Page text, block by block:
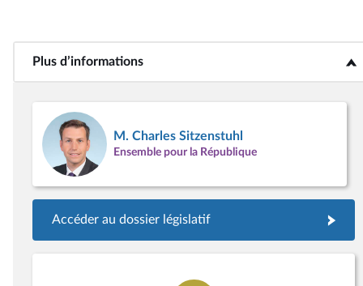
Plus d’informations<b>Plus d’informations</b>
M. Charles Sitzenstuhl
Ensemble pour la République
Accéder au dossier législatif